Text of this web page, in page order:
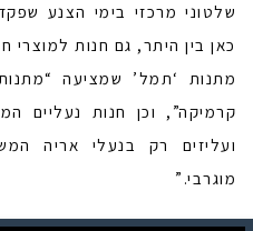
שלטוני מרכזי בימי הצנע
כאן בין היתר, גם חנות
מתנות ‘תמל’ שמציעה
קרמיקה”, וכן חנות נעליים
מוגרבי.”